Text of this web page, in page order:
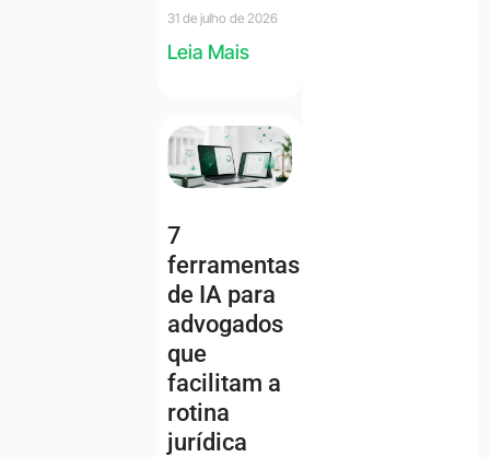
31 de julho de 2026
Leia Mais
7
ferramentas
de IA para
advogados
que
facilitam a
rotina
jurídica